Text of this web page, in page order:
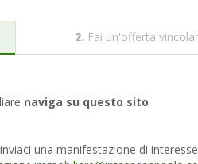
2. Fai un'offerta
naviga su questo sito
una manifestazione di